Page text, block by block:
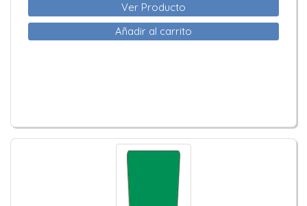
Ver Producto
Añadir al carrito